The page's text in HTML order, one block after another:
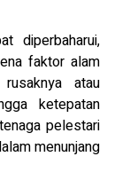
diperbaharui,
faktor alam
atau
ketepatan
pelestari
menunjang